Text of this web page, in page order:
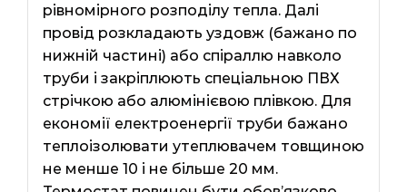
рівномірного розподілу тепла. Далі
провід розкладають уздовж (бажано по
нижній частині) або спіраллю навколо
труби і закріплюють спеціальною ПВХ
стрічкою або алюмінієвою плівкою. Для
економії електроенергії труби бажано
теплоізолювати утеплювачем товщиною
не менше 10 і не більше 20 мм.